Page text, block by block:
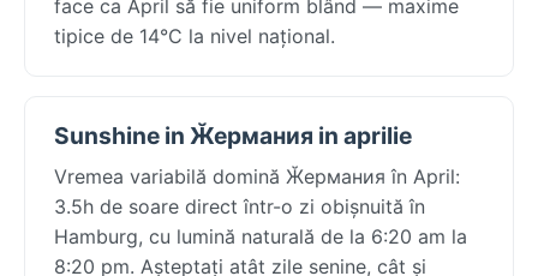
face ca April să fie uniform blând — maxime
tipice de 14°C la nivel național.
Sunshine in Ӂермания in aprilie
Vremea variabilă domină Ӂермания în April:
3.5h de soare direct într-o zi obișnuită în
Hamburg, cu lumină naturală de la 6:20 am la
8:20 pm. Așteptați atât zile senine, cât și